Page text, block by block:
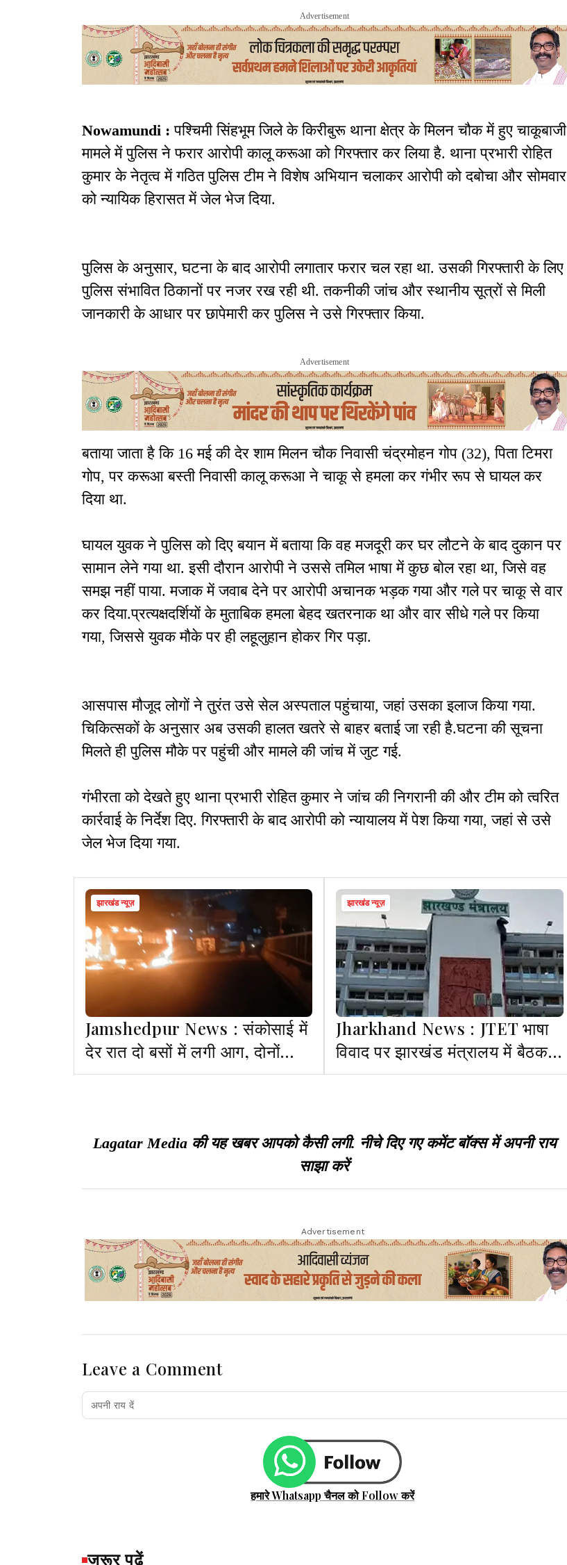
Advertisement
Nowamundi : पश्चिमी सिंहभूम जिले के किरीबुरू थाना क्षेत्र के मिलन चौक में हुए चाकूबाजी
मामले में पुलिस ने फरार आरोपी कालू करूआ को गिरफ्तार कर लिया है. थाना प्रभारी रोहित
कुमार के नेतृत्व में गठित पुलिस टीम ने विशेष अभियान चलाकर आरोपी को दबोचा और सोमवार
को न्यायिक हिरासत में जेल भेज दिया.
पुलिस के अनुसार, घटना के बाद आरोपी लगातार फरार चल रहा था. उसकी गिरफ्तारी के लिए
पुलिस संभावित ठिकानों पर नजर रख रही थी. तकनीकी जांच और स्थानीय सूत्रों से मिली
जानकारी के आधार पर छापेमारी कर पुलिस ने उसे गिरफ्तार किया.
Advertisement
बताया जाता है कि 16 मई की देर शाम मिलन चौक निवासी चंद्रमोहन गोप (32), पिता टिमरा
गोप, पर करूआ बस्ती निवासी कालू करूआ ने चाकू से हमला कर गंभीर रूप से घायल कर
दिया था.
घायल युवक ने पुलिस को दिए बयान में बताया कि वह मजदूरी कर घर लौटने के बाद दुकान पर
सामान लेने गया था. इसी दौरान आरोपी ने उससे तमिल भाषा में कुछ बोल रहा था, जिसे वह
समझ नहीं पाया. मजाक में जवाब देने पर आरोपी अचानक भड़क गया और गले पर चाकू से वार
कर दिया.प्रत्यक्षदर्शियों के मुताबिक हमला बेहद खतरनाक था और वार सीधे गले पर किया
गया, जिससे युवक मौके पर ही लहूलुहान होकर गिर पड़ा.
आसपास मौजूद लोगों ने तुरंत उसे सेल अस्पताल पहुंचाया, जहां उसका इलाज किया गया.
चिकित्सकों के अनुसार अब उसकी हालत खतरे से बाहर बताई जा रही है.घटना की सूचना
मिलते ही पुलिस मौके पर पहुंची और मामले की जांच में जुट गई.
गंभीरता को देखते हुए थाना प्रभारी रोहित कुमार ने जांच की निगरानी की और टीम को त्वरित
कार्रवाई के निर्देश दिए. गिरफ्तारी के बाद आरोपी को न्यायालय में पेश किया गया, जहां से उसे
जेल भेज दिया गया.
झारखंड न्यूज़
Jamshedpur News : संकोसाई में
देर रात दो बसों में लगी आग, दोनों
वाहन जलकर राख
झारखंड न्यूज़
Jharkhand News : JTET भाषा
विवाद पर झारखंड मंत्रालय में बैठक
शुरू, फैसले पर टिकी नजरें
Lagatar Media की यह खबर आपको कैसी लगी. नीचे दिए गए कमेंट बॉक्स में अपनी राय
साझा करें
Advertisement
Leave a Comment
हमारे Whatsapp चैनल को Follow करें
जरूर पढ़ें